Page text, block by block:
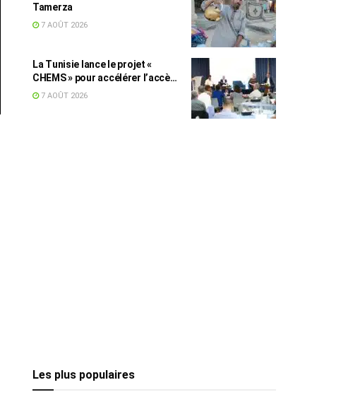
Tamerza
7 AOÛT 2026
La Tunisie lance le projet «
CHEMS » pour accélérer l’accès
des PME à l’énergie solaire
7 AOÛT 2026
Les plus populaires